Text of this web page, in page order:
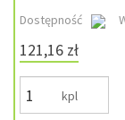
Dostępność
121,16 zł
kpl